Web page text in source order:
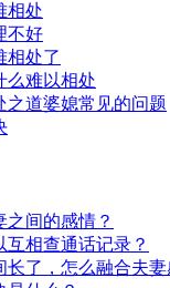
相处
不好
相处了
么难以相处
之道婆媳常见的问题
之间的感情？
互相查通话记录？
长了，怎么融合夫妻